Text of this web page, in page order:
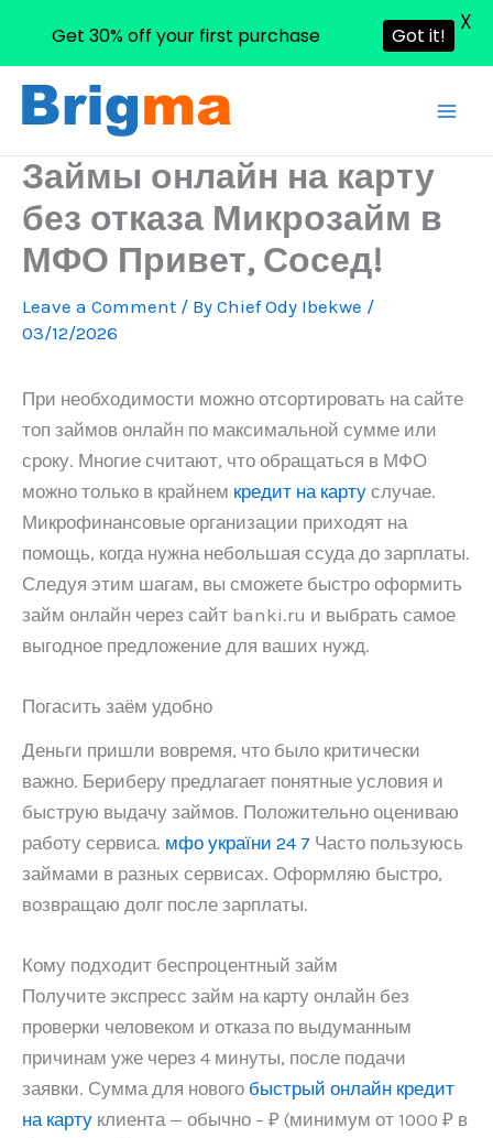
Skip
Займы онлайн на карту
без отказа Микрозайм в
МФО Привет, Сосед!
Leave a Comment / By Chief Ody Ibekwe /
03/12/2026
При необходимости можно отсортировать на сайте
топ займов онлайн по максимальной сумме или
сроку. Многие считают, что обращаться в МФО
можно только в крайнем кредит на карту случае.
Микрофинансовые организации приходят на
помощь, когда нужна небольшая ссуда до зарплаты.
Следуя этим шагам, вы сможете быстро оформить
займ онлайн через сайт banki.ru и выбрать самое
выгодное предложение для ваших нужд.
Погасить заём удобно
Деньги пришли вовремя, что было критически
важно. Бериберу предлагает понятные условия и
быструю выдачу займов. Положительно оцениваю
работу сервиса. мфо україни 24 7 Часто пользуюсь
займами в разных сервисах. Оформляю быстро,
возвращаю долг после зарплаты.
Кому подходит беспроцентный займ
Получите экспресс займ на карту онлайн без
проверки человеком и отказа по выдуманным
причинам уже через 4 минуты, после подачи
заявки. Сумма для нового быстрый онлайн кредит
на карту клиента — обычно – ₽ (минимум от 1000 ₽ в
Get 30% off your first purchase Got it!
X